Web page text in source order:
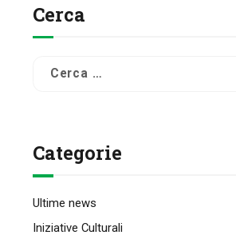
Cerca
Ricerca
Categorie
Ultime news
Iniziative Culturali